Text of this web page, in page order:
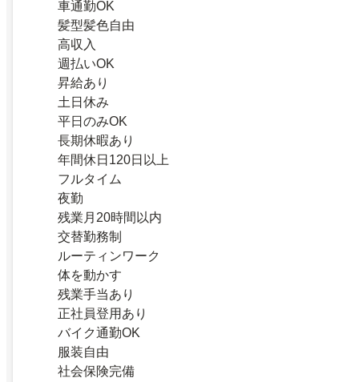
車通勤OK
髪型髪色自由
高収入
週払いOK
昇給あり
土日休み
平日のみOK
長期休暇あり
年間休日120日以上
フルタイム
夜勤
残業月20時間以内
交替勤務制
ルーティンワーク
体を動かす
残業手当あり
正社員登用あり
バイク通勤OK
服装自由
社会保険完備